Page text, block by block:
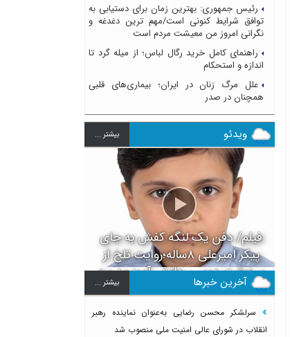
رئیس جمهوری: بهترین زمان برای دستیابی به
توافق شرایط کنونی است/مهم ترین دغدغه و
نگرانی امروز من معیشت مردم است
راهنمای کامل خرید رگال لباس؛ از میله گرد تا
اندازه و استحکام
علل مرگ زنان در ایران؛ بیماری‌های قلبی
همچنان در صدر
ویدئو بيشتر ...
فیلم/ دفن یک لنگه کفش به جای
پیکر امیرعلی ۸ساله؛روایت تلخ از
سرنوشت دومین دانش آموز مدرسه
میناب بعد از ماکان
آخرین خبرها بيشتر ...
سرلشکر محسن رضایی به‌عنوان نماینده رهبر
انقلاب در شورای عالی امنیت ملی منصوب شد